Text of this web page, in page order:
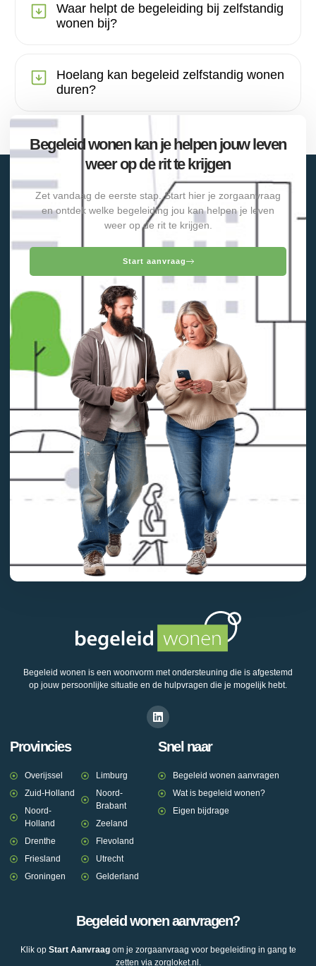
Waar helpt de begeleiding bij zelfstandig
wonen bij?
Hoelang kan begeleid zelfstandig wonen
duren?
Begeleid wonen kan je helpen jouw leven
weer op de rit te krijgen
Zet vandaag de eerste stap. Start hier je zorgaanvraag
en ontdek welke begeleiding jou kan helpen je leven
weer op de rit te krijgen.
Start aanvraag
Begeleid wonen is een woonvorm met ondersteuning die is afgestemd
op jouw persoonlijke situatie en de hulpvragen die je mogelijk hebt.
Provincies
Overijssel
Zuid-Holland
Noord-
Holland
Drenthe
Friesland
Groningen
Limburg
Noord-
Brabant
Zeeland
Flevoland
Utrecht
Gelderland
Snel naar
Begeleid wonen aanvragen
Wat is begeleid wonen?
Eigen bijdrage
Begeleid wonen aanvragen?
Klik op Start Aanvraagom je zorgaanvraag voor begeleiding in gang te
zetten via zorgloket.nl.